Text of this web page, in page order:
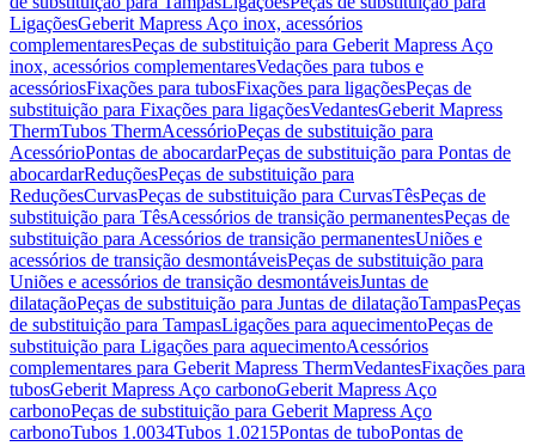
LigaçõesGeberit Mapress Aço inox, acessórios
complementaresPeças de substituição para Geberit Mapress Aço
inox, acessórios complementaresVedações para tubos e
acessóriosFixações para tubosFixações para ligaçõesPeças de
substituição para Fixações para ligaçõesVedantesGeberit Mapress
ThermTubos ThermAcessórioPeças de substituição para
AcessórioPontas de abocardarPeças de substituição para Pontas de
abocardarReduçõesPeças de substituição para
ReduçõesCurvasPeças de substituição para CurvasTêsPeças de
substituição para TêsAcessórios de transição permanentesPeças de
substituição para Acessórios de transição permanentesUniões e
acessórios de transição desmontáveisPeças de substituição para
Uniões e acessórios de transição desmontáveisJuntas de
dilataçãoPeças de substituição para Juntas de dilataçãoTampasPeças
de substituição para TampasLigações para aquecimentoPeças de
substituição para Ligações para aquecimentoAcessórios
complementares para Geberit Mapress ThermVedantesFixações para
tubosGeberit Mapress Aço carbonoGeberit Mapress Aço
carbonoPeças de substituição para Geberit Mapress Aço
carbonoTubos 1.0034Tubos 1.0215Pontas de tuboPontas de